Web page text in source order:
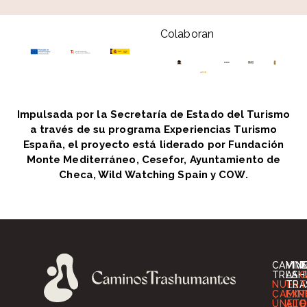
Colaboran
Impulsada por la Secretaría de Estado del Turismo
a través de su programa Experiencias Turismo
España, el proyecto está liderado por Fundación
Monte Mediterráneo, Cesefor, Ayuntamiento de
Checa, Wild Watching Spain y COW.
ÚNETE
VIVE
LA